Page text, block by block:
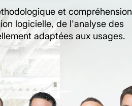
et compréhension
logicielle, de l'analyse des
adaptées aux usages.